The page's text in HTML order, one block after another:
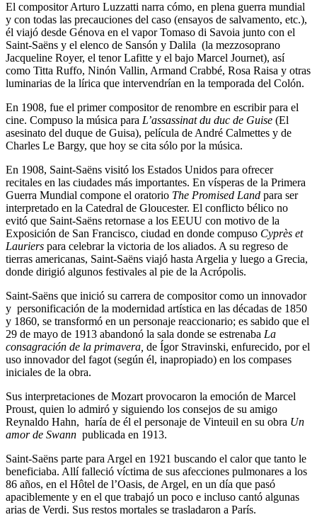
El compositor Arturo Luzzatti narra cómo, en plena guerra mundial
y con todas las precauciones del caso (ensayos de salvamento, etc.),
él viajó desde Génova en el vapor Tomaso di Savoia junto con el
Saint-Saëns y el elenco de Sansón y Dalila (la mezzosoprano
Jacqueline Royer, el tenor Lafitte y el bajo Marcel Journet), así
como Titta Ruffo, Ninón Vallin, Armand Crabbé, Rosa Raisa y otras
luminarias de la lírica que intervendrían en la temporada del Colón.
En 1908, fue el primer compositor de renombre en escribir para el
cine. Compuso la música para L’assassinat du duc de Guise (El
asesinato del duque de Guisa), película de André Calmettes y de
Charles Le Bargy, que hoy se cita sólo por la música.
En 1908, Saint-Saëns visitó los Estados Unidos para ofrecer
recitales en las ciudades más importantes. En vísperas de la Primera
Guerra Mundial compone el oratorio The Promised Land para ser
interpretado en la Catedral de Gloucester. El conflicto bélico no
evitó que Saint-Saëns retornase a los EEUU con motivo de la
Exposición de San Francisco, ciudad en donde compuso Cyprès et
Lauriers para celebrar la victoria de los aliados. A su regreso de
tierras americanas, Saint-Saëns viajó hasta Argelia y luego a Grecia,
donde dirigió algunos festivales al pie de la Acrópolis.
Saint-Saëns que inició su carrera de compositor como un innovador
y personificación de la modernidad artística en las décadas de 1850
y 1860, se transformó en un personaje reaccionario; es sabido que el
29 de mayo de 1913 abandonó la sala donde se estrenaba La
consagración de la primavera, de Ígor Stravinski, enfurecido, por el
uso innovador del fagot (según él, inapropiado) en los compases
iniciales de la obra.
Sus interpretaciones de Mozart provocaron la emoción de Marcel
Proust, quien lo admiró y siguiendo los consejos de su amigo
Reynaldo Hahn, haría de él el personaje de Vinteuil en su obra Un
amor de Swann publicada en 1913.
Saint-Saëns parte para Argel en 1921 buscando el calor que tanto le
beneficiaba. Allí falleció víctima de sus afecciones pulmonares a los
86 años, en el Hôtel de l’Oasis, de Argel, en un día que pasó
apaciblemente y en el que trabajó un poco e incluso cantó algunas
arias de Verdi. Sus restos mortales se trasladaron a París.